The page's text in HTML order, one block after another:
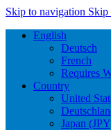
Skip to navigation Skip
English
Deutsch
French
Requires
Country
United
Japan